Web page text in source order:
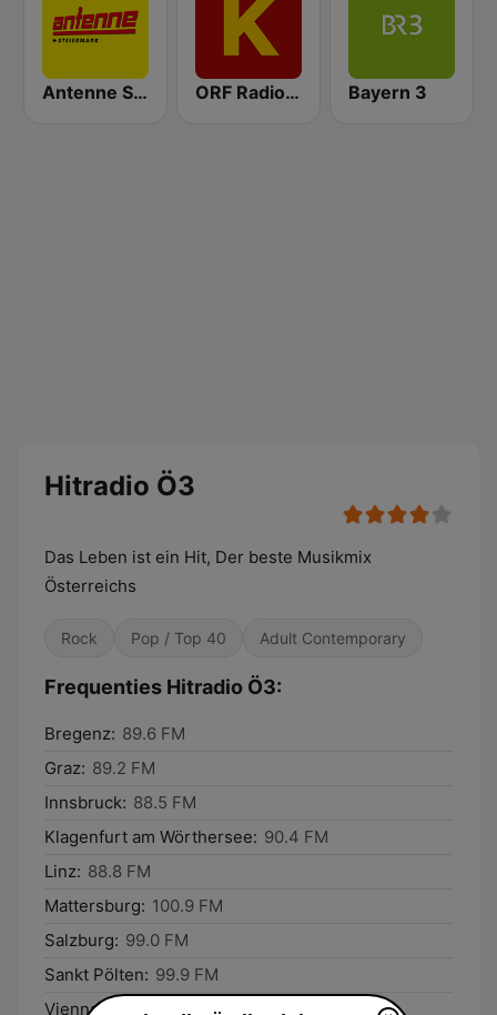
Antenne Steiermark ORF Radio Kärnten Bayern 3
Hitradio Ö3
Das Leben ist ein Hit, Der beste Musikmix
Österreichs
Rock Pop / Top 40 Adult Contemporary
Frequenties Hitradio Ö3:
Bregenz: 89.6 FM
Graz: 89.2 FM
Innsbruck: 88.5 FM
Klagenfurt am Wörthersee: 90.4 FM
Linz: 88.8 FM
Mattersburg: 100.9 FM
Salzburg: 99.0 FM
Sankt Pölten: 99.9 FM
Vienna:
99.9 FM